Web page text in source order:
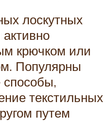
лоскутных
крючком или
Популярны
текстильных
путем